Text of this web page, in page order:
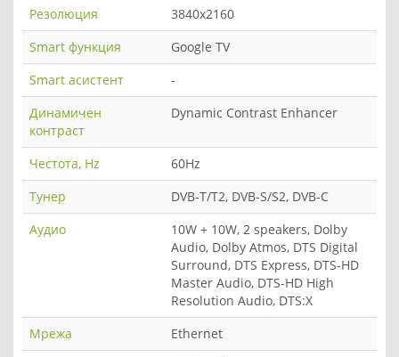
Резолюция
3840x2160
Smart функция
Google TV
Smart асистент
-
Динамичен
контраст
Dynamic Contrast Enhancer
Честота, Hz
60Hz
Тунер
DVB-T/T2, DVB-S/S2, DVB-C
Аудио
10W + 10W, 2 speakers, Dolby
Audio, Dolby Atmos, DTS Digital
Surround, DTS Express, DTS-HD
Master Audio, DTS-HD High
Resolution Audio, DTS:X
Мрежа
Ethernet